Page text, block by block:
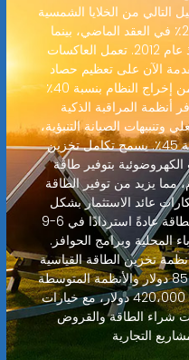
التالي من الخلايا الشمسية
الصناعية من 18٪ إلى أكثر من 28٪ في العقد الماضي، بينما
انخفضت التكاليف بنسبة 88٪ منذ عام 2012. تعمل العاكسات
الآن على تعظيم حصاد
الطاقة من كل محطة، مما يزيد من إخراج النظام بنسبة 40٪
أنظمة المراقبة الذكية
وتنبيهات الصيانة التنبؤية،
مما يقلل التكاليف التشغيلية بنسبة 45٪. يسمح تكامل تخزين
بتوفير طاقة
مما يزيد من توفير الطاقة
عائد الاستثمار بشكل
كبير، حيث تحقق مشاريع تخزين الطاقة عادةً استردادًا في 6-9
المحلية وبرامج الحوافز.
تخزين الطاقة القياسية
(60-600 كيلوواط) تبدأ من 85،000 دولار والأنظمة المتوسطة
(600 كيلوواط-2.5 ميجاواط) من 420،000 دولار، مع خيارات
شراء الطاقة والقروض